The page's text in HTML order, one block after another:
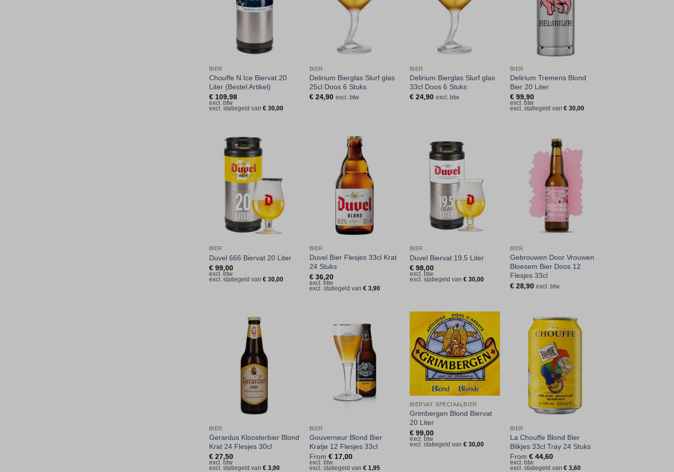
BIER
Chouffe N Ice Biervat 20
Liter (Bestel Artikel)
€109,98
excl. btw
excl. statiegeld van €30,00
BIER
Delirium Bierglas Slurf glas
25cl Doos 6 Stuks
€24,90 excl. btw
BIER
Delirium Bierglas Slurf glas
33cl Doos 6 Stuks
€24,90 excl. btw
BIER
Delirium Tremens Blond
Bier 20 Liter
€99,90
excl. btw
excl. statiegeld van €30,00
BIER
Duvel 666 Biervat 20 Liter
€99,00
excl. btw
excl. statiegeld van €30,00
Toevoegen
verlanglijst
BIER
Duvel Bier Flesjes 33cl Krat
24 Stuks
€36,20
excl. btw
excl. statiegeld van €3,90
Toevoegen
BIER
Duvel Biervat 19,5 Liter
€98,00
excl. btw
excl. statiegeld van €30,00
Toevoegen
aan
verlanglijst
BIER
Gebrouwen Door Vrouwen
Bloesem Bier Doos 12
Flesjes 33cl
€28,90 excl. btw
Toevoegen
verlanglijst
BIER
Gerardus Kloosterbier Blond
Krat 24 Flesjes 30cl
€27,50
excl. btw
excl. statiegeld van €3,90
Toevoegen
aan
verlanglijst
BIER
Gouverneur Blond Bier
Kratje 12 Flesjes 33cl
From €17,00
excl. btw
excl. statiegeld van €1,95
Toevoegen
aan
verlanglijst
BIERVAT SPECIAALBIER
Grimbergen Blond Biervat
20 Liter
€99,00
excl. btw
excl. statiegeld van €30,00
Toevoegen
verlanglijst
BIER
La Chouffe Blond Bier
Blikjes 33cl Tray 24 Stuks
From €44,60
excl. btw
excl. statiegeld van €3,60